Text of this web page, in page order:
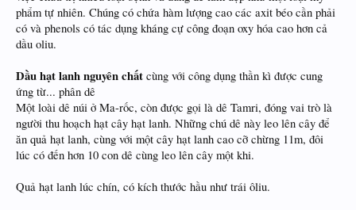
phẩm tự nhiên. Chúng có chứa hàm lượng cao các axit béo cần phải
có và phenols có tác dụng kháng cự công đoạn oxy hóa cao hơn cả
dầu oliu.
Dầu hạt lanh nguyên chất cùng với công dụng thần kì được cung
ứng từ... phân dê
Một loài dê núi ở Ma-rốc, còn được gọi là dê Tamri, đóng vai trò là
người thu hoạch hạt cây hạt lanh. Những chú dê này leo lên cây để
ăn quả hạt lanh, cùng với một cây hạt lanh cao cỡ chừng 11m, đôi
lúc có đến hơn 10 con dê cùng leo lên cây một khi.
Quả hạt lanh lúc chín, có kích thước hầu như trái ôliu.